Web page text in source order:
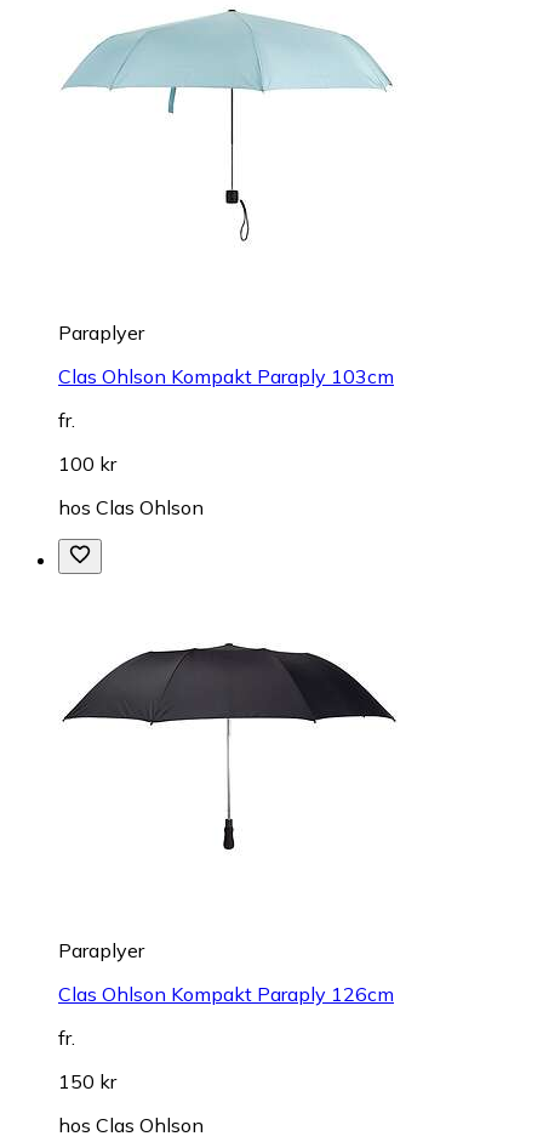
Paraplyer
Clas Ohlson Kompakt Paraply 103cm
fr.
100 kr
hos Clas Ohlson
Paraplyer
Clas Ohlson Kompakt Paraply 126cm
fr.
150 kr
hos Clas Ohlson